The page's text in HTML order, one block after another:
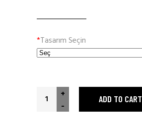
*Tasarım Seçin
-
+ ADD TO CART